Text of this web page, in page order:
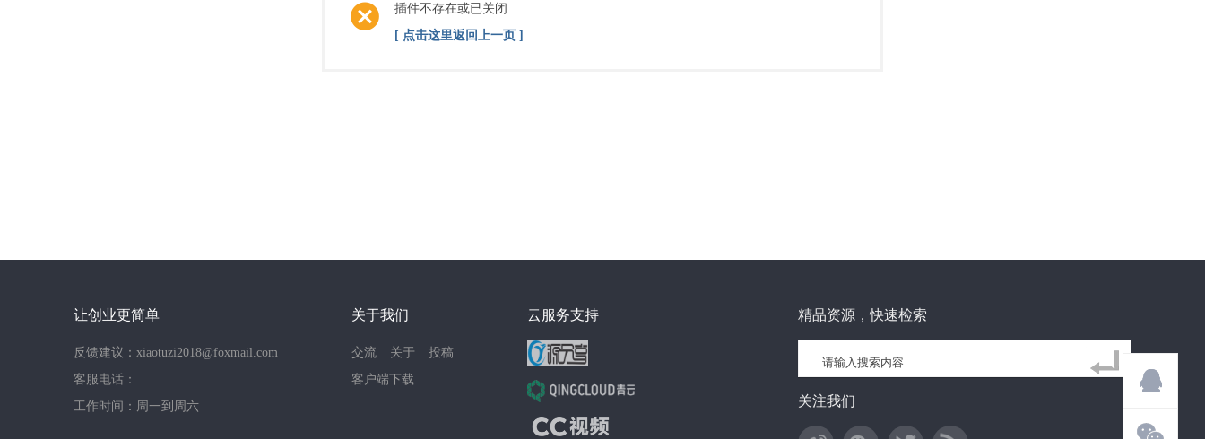
插件不存在或已关闭
[ 点击这里返回上一页 ]
让创业更简单
反馈建议：xiaotuzi2018@foxmail.com
客服电话：
工作时间：周一到周六
关于我们
交流 关于
投稿
客户端下载
云服务支持 精品资源，快速检索
关注我们